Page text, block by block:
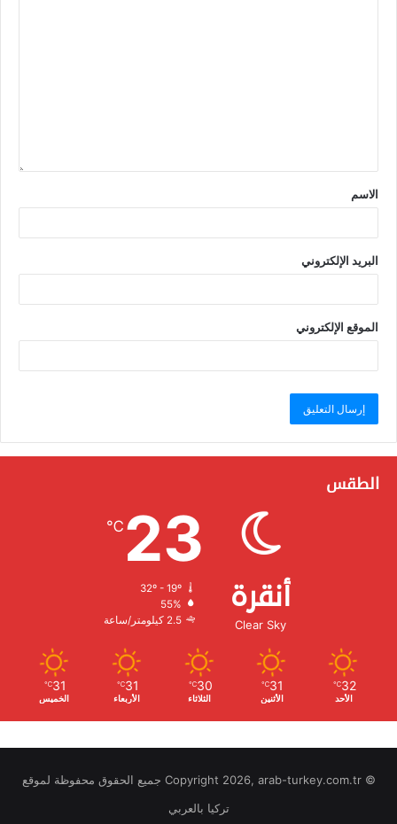
الاسم
البريد الإلكتروني
الموقع الإلكتروني
الطقس
أنقرة
Clear Sky
23
℃
32º - 19º
الرطوبة:
الرياح:2.5 كيلومتر/ساعة
32
℃
الأحد
31
℃
الأثنين
30
℃
الثلاثاء
31
℃
الأربعاء
31
℃
الخميس
© Copyright 2026, arab-turkey.com.tr جميع الحقوق محفوظة لموقع
تركيا بالعربي